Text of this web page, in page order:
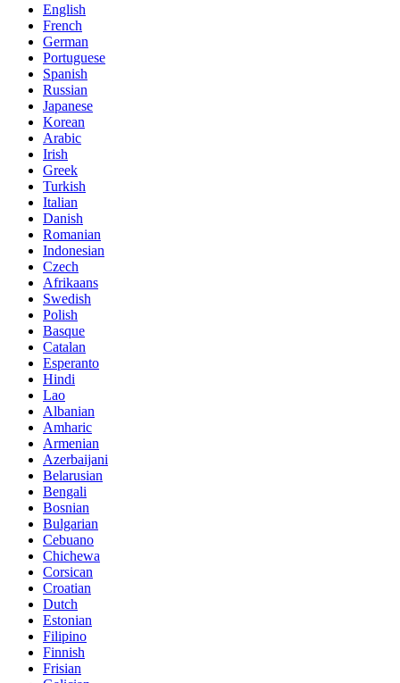
English
French
German
Portuguese
Spanish
Russian
Japanese
Korean
Arabic
Irish
Greek
Turkish
Italian
Danish
Romanian
Indonesian
Czech
Afrikaans
Swedish
Polish
Basque
Catalan
Esperanto
Hindi
Lao
Albanian
Amharic
Armenian
Azerbaijani
Belarusian
Bengali
Bosnian
Bulgarian
Cebuano
Chichewa
Corsican
Croatian
Dutch
Estonian
Filipino
Finnish
Frisian